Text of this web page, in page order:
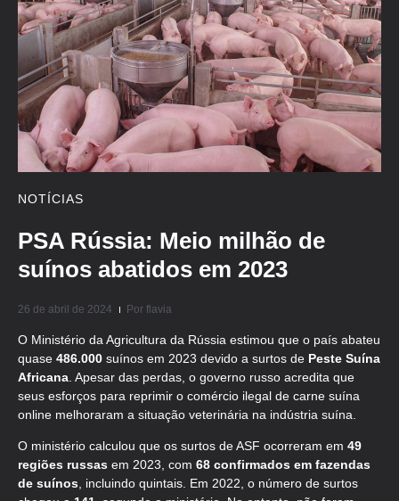
NOTÍCIAS
PSA Rússia: Meio milhão de
suínos abatidos em 2023
26 de abril de 2024 Por flavia
O Ministério da Agricultura da Rússia estimou que o país abateu
quase 486.000 suínos em 2023 devido a surtos de Peste Suína
Africana . Apesar das perdas, o governo russo acredita que
seus esforços para reprimir o comércio ilegal de carne suína
online melhoraram a situação veterinária na indústria suína.
O ministério calculou que os surtos de ASF ocorreram em 49
regiões russas em 2023, com 68 confirmados em fazendas
de suínos , incluindo quintais. Em 2022, o número de surtos